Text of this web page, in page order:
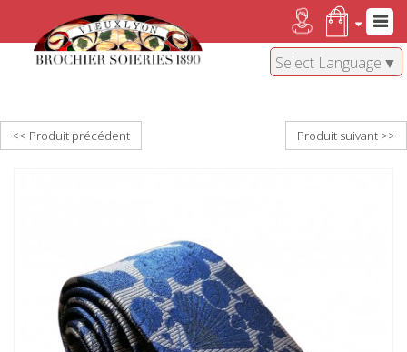
Select Language ▼
<< Produit précédent Produit suivant >>